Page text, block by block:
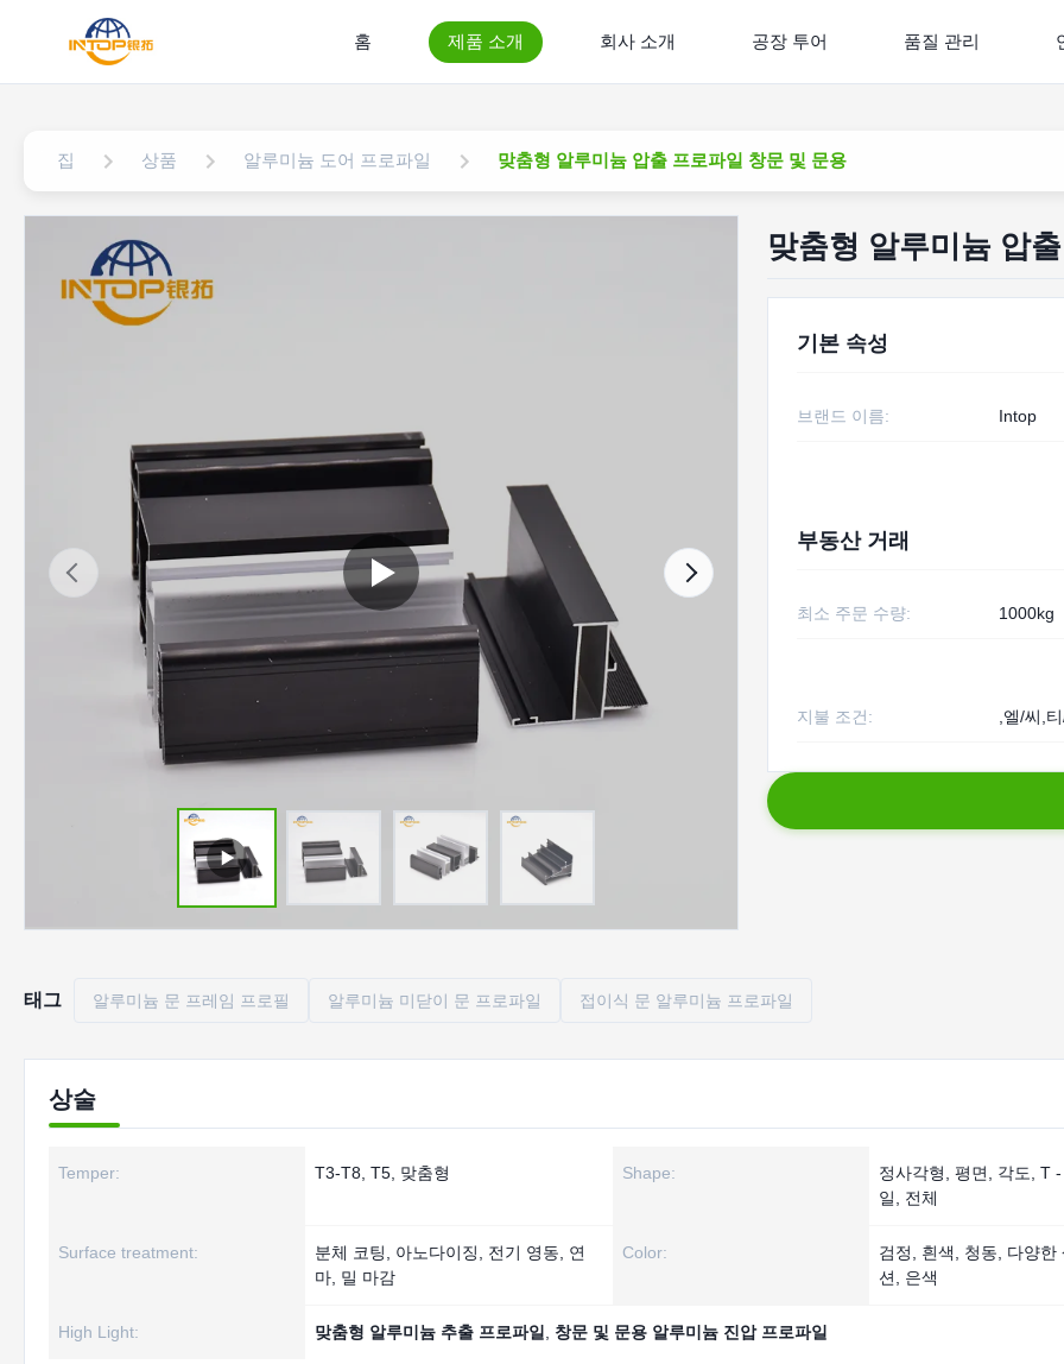
홈 제품 소개 회사 소개 공장 투어 품질 관리
집 상품 알루미늄 도어 프로파일 맞춤형 알루미늄 압출 프로파일 창문 및 문용
맞춤형 알루미늄 압
기본 속성
브랜드 이름: Intop
부동산 거래
최소 주문 수량: 1000kg
지불 조건: ,엘/씨,
태그 알루미늄 문 프레임 프로필 알루미늄 미닫이 문 프로파일 접이식 문 알루미늄 프로파일
상술
Temper: T3-T8, T5, 맞춤형 Shape:
정사각형, 평면, 각도, T
일, 전체
Surface treatment:
분체 코팅, 아노다이징, 전기 영동, 연
마, 밀 마감
Color:
검정, 흰색, 청동, 다양한
션, 은색
High Light: 맞춤형 알루미늄 추출 프로파일 창문 및 문용 알루미늄 진압 프로파일